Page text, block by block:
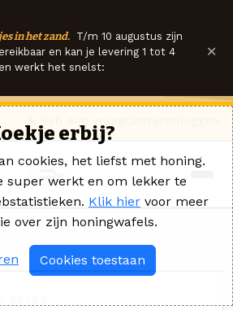
in het zand. T/m 10 augustus zijn
en kan je levering 1 tot 4
werkt het snelst:
×
erbij?
cookies, het liefst met honing.
super werkt en om lekker te
Klik hier voor meer
over zijn honingwafels.
Cookies toestaan